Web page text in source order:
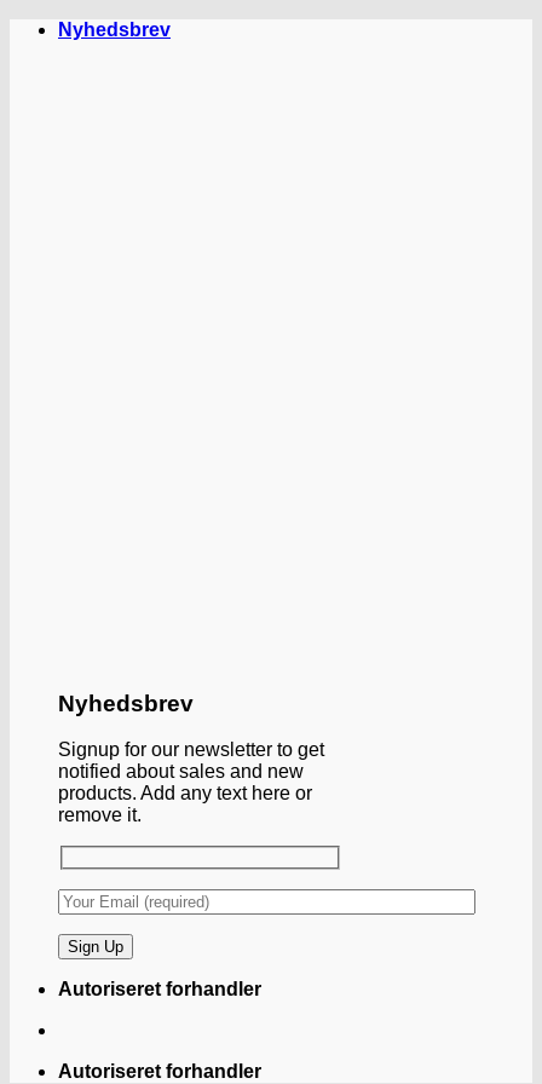
FortsætNyhedsbrev
Nyhedsbrev
Signup for our newsletter to get
notified about sales and new
products. Add any text here or
remove it.
Autoriseret forhandler
Autoriseret forhandler